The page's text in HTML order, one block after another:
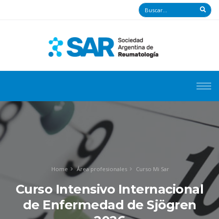
Home Área profesionales Curso Mi Sar
Curso Intensivo Internacional
de Enfermedad de Sjögren